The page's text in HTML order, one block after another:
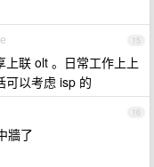
15
联 olt 。日常工作上上
可以考虑 isp 的
16
牆了